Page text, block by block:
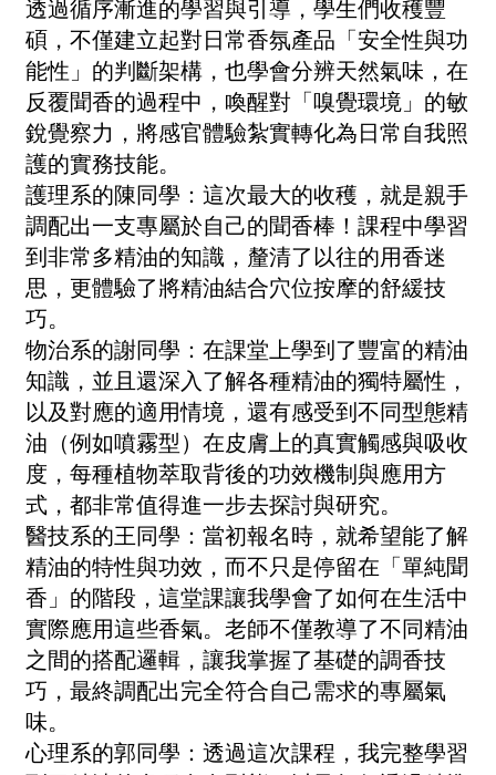
透過循序漸進的學習與引導，學生們收穫豐
碩，不僅建立起對日常香氛產品「安全性與功
能性」的判斷架構，也學會分辨天然氣味，在
反覆聞香的過程中，喚醒對「嗅覺環境」的敏
銳覺察力，將感官體驗紮實轉化為日常自我照
護的實務技能。
護理系的陳同學：這次最大的收穫，就是親手
調配出一支專屬於自己的聞香棒！課程中學習
到非常多精油的知識，釐清了以往的用香迷
思，更體驗了將精油結合穴位按摩的舒緩技
巧。
物治系的謝同學：在課堂上學到了豐富的精油
知識，並且還深入了解各種精油的獨特屬性，
以及對應的適用情境，還有感受到不同型態精
油（例如噴霧型）在皮膚上的真實觸感與吸收
度，每種植物萃取背後的功效機制與應用方
式，都非常值得進一步去探討與研究。
醫技系的王同學：當初報名時，就希望能了解
精油的特性與功效，而不只是停留在「單純聞
香」的階段，這堂課讓我學會了如何在生活中
實際應用這些香氣。老師不僅教導了不同精油
之間的搭配邏輯，讓我掌握了基礎的調香技
巧，最終調配出完全符合自己需求的專屬氣
味。
心理系的郭同學：透過這次課程，我完整學習